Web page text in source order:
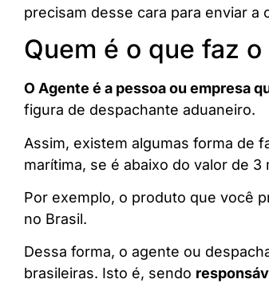
precisam desse cara para enviar a
Quem é o que faz
O Agente é a pessoa ou empresa
figura de despachante aduaneiro.
Assim, existem algumas forma de
marítima, se é abaixo do valor de
Por exemplo, o produto que você
no Brasil.
Dessa forma, o agente ou
brasileiras. Isto é, sendo